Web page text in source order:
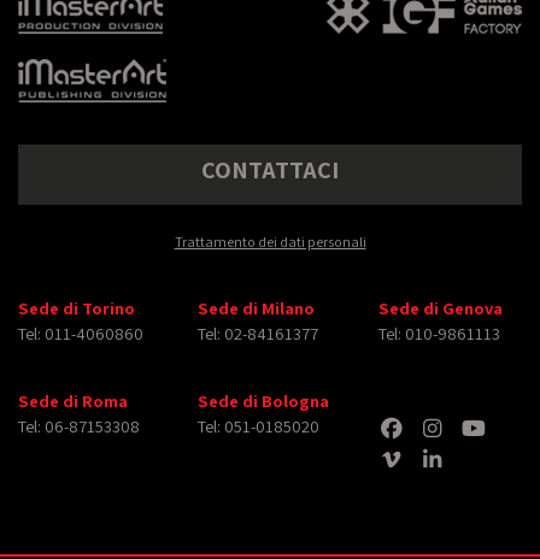
CONTATTACI
Trattamento dei dati personali
Sede di Torino
Tel: 011-4060860
Sede di Milano
Tel: 02-84161377
Sede di Genova
Tel: 010-9861113
Sede di Roma
Tel: 06-87153308
Sede di Bologna
Tel: 051-0185020